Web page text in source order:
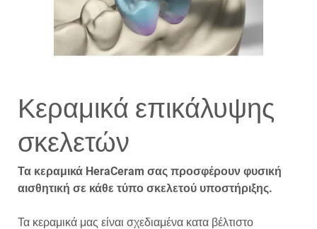
Κεραμικά επικάλυψης
σκελετών
Τα κεραμικά HeraCeram σας προσφέρουν φυσική
αισθητική σε κάθε τύπο σκελετού υποστήριξης.
Τα κεραμικά μας είναι σχεδιαμένα κατα βέλτιστο